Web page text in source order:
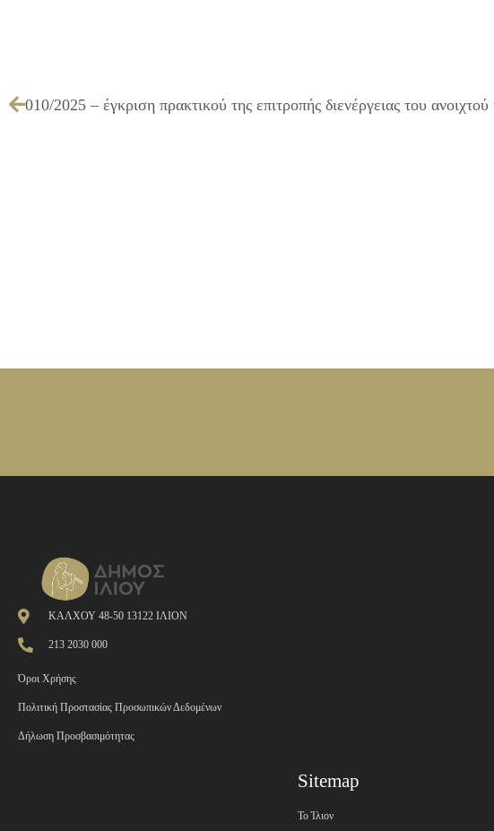
ΚΑΛΧΟΥ 48-50 13122 ΙΛΙΟΝ
213 2030 000
Όροι Χρήσης
Πολιτική Προστασίας Προσωπικών Δεδομένων
Δήλωση Προσβασιμότητας
Sitemap
Το Ίλιον